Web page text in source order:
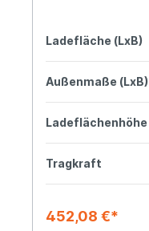
Ladefläche (LxB)
Außenmaße (LxB)
Ladeflächenhöhe
Tragkraft
452,08 €*